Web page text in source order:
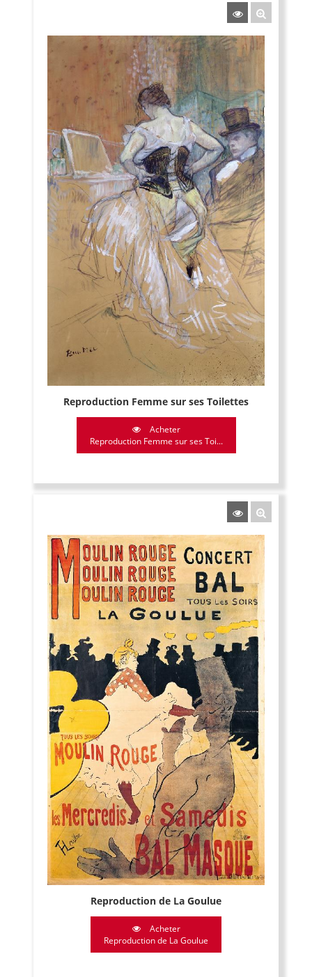
Reproduction Femme sur ses Toilettes
Acheter
Reproduction Femme sur ses Toi...
Reproduction de La Goulue
Acheter
Reproduction de La Goulue